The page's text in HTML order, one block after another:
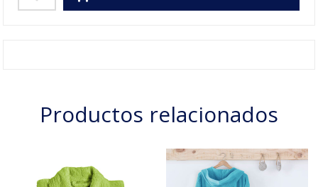
Productos relacionados